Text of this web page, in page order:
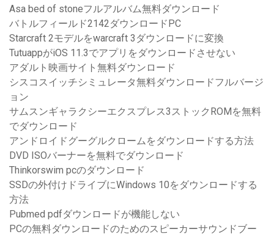
Asa bed of stoneフルアルバム無料ダウンロード
バトルフィールド2142ダウンロードPC
Starcraft 2モデルをwarcraft 3ダウンロードに変換
TutuappがiOS 11.3でアプリをダウンロードさせない
アダルト映画サイト無料ダウンロード
シスコスイッチシミュレータ無料ダウンロードフルバージ
ョン
サムスンギャラクシーエクスプレス3ストックROMを無料
でダウンロード
アンドロイドグーグルクロームをダウンロードする方法
DVD ISOバーナーを無料でダウンロード
Thinkorswim pcのダウンロード
SSDの外付けドライブにWindows 10をダウンロードする
方法
Pubmed pdfダウンロードが機能しない
PCの無料ダウンロードのためのスピーカーサウンドブー